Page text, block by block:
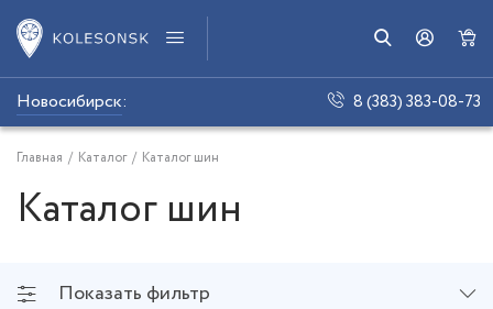
Новосибирск: 8 (383) 383-08-73
Главная / Каталог / Каталог шин
Каталог шин
Показать фильтр